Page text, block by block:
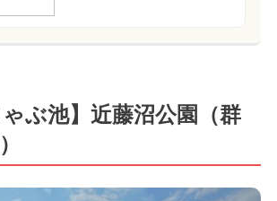
ゃぶ池】近藤沼公園（群